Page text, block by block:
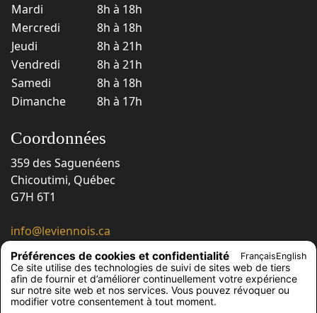
Mardi
8h à 18h
Mercredi
8h à 18h
Jeudi
8h à 21h
Vendredi
8h à 21h
Samedi
8h à 18h
Dimanche
8h à 17h
Coordonnées
359 des Saguenéens
Chicoutimi, Québec
G7H 6T1
info@leviennois.ca
418 543-6663
418 543-6230
Suivez-nous !
Préférences de cookies et confidentialité FrançaisEnglish
Ce site utilise des technologies de suivi de sites web de tiers
afin de fournir et d’améliorer continuellement votre expérience
sur notre site web et nos services. Vous pouvez révoquer ou
modifier votre consentement à tout moment.